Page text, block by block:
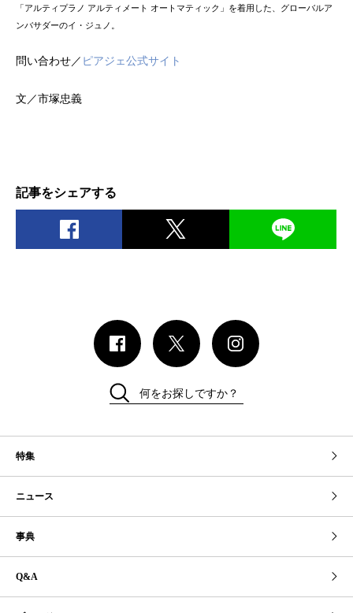
「アルティプラノ アルティメート オートマティック」を着用した、グローバルア
ンバサダーのイ・ジュノ。
問い合わせ／ ピアジェ公式サイト
文／市塚忠義
記事をシェアする
特集
ニュース
事典
Q&A
何をお探しですか？